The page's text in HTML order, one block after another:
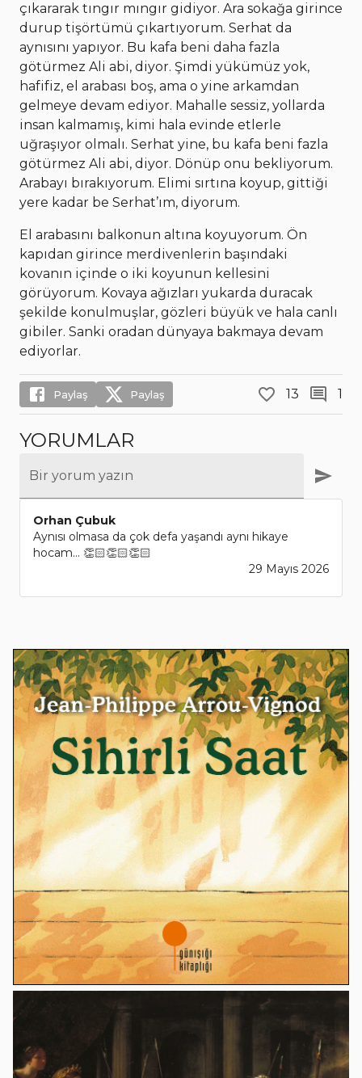
çıkararak tıngır mıngır gidiyor. Ara sokağa girince
durup tişörtümü çıkartıyorum. Serhat da
aynısını yapıyor. Bu kafa beni daha fazla
götürmez Ali abi, diyor. Şimdi yükümüz yok,
hafifiz, el arabası boş, ama o yine arkamdan
gelmeye devam ediyor. Mahalle sessiz, yollarda
insan kalmamış, kimi hala evinde etlerle
uğraşıyor olmalı. Serhat yine, bu kafa beni fazla
götürmez Ali abi, diyor. Dönüp onu bekliyorum.
Arabayı bırakıyorum. Elimi sırtına koyup, gittiği
yere kadar be Serhat’ım, diyorum.
El arabasını balkonun altına koyuyorum. Ön
kapıdan girince merdivenlerin başındaki
kovanın içinde o iki koyunun kellesini
görüyorum. Kovaya ağızları yukarda duracak
şekilde konulmuşlar, gözleri büyük ve hala canlı
gibiler. Sanki oradan dünyaya bakmaya devam
ediyorlar.
Paylaş Paylaş 13 1
YORUMLAR
Bir yorum yazın
Orhan Çubuk
Aynısı olmasa da çok defa yaşandı aynı hikaye
hocam... 👏🏻👏🏻👏🏻
29 Mayıs 2026